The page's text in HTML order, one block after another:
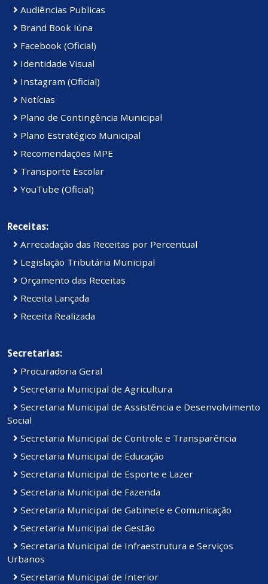
Audiências Publicas
Brand Book Iúna
Facebook (Oficial)
Identidade Visual
Instagram (Oficial)
Notícias
Plano de Contingência Municipal
Plano Estratégico Municipal
Recomendações MPE
Transporte Escolar
YouTube (Oficial)
Receitas:
Arrecadação das Receitas por Percentual
Legislação Tributária Municipal
Orçamento das Receitas
Receita Lançada
Receita Realizada
Secretarias:
Procuradoria Geral
Secretaria Municipal de Agricultura
Secretaria Municipal de Assistência e Desenvolvimento
Social
Secretaria Municipal de Controle e Transparência
Secretaria Municipal de Educação
Secretaria Municipal de Esporte e Lazer
Secretaria Municipal de Fazenda
Secretaria Municipal de Gabinete e Comunicação
Secretaria Municipal de Gestão
Secretaria Municipal de Infraestrutura e Serviços
Urbanos
Secretaria Municipal de Interior